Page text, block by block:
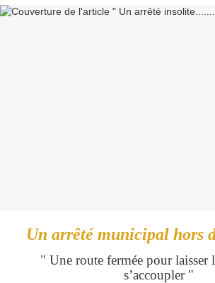
Un arrêté municipal hors
" Une route fermée pour laisser
s’accoupler "